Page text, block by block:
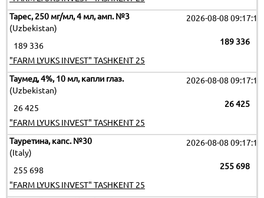
Тарес, 250 мг/мл, 4 мл, амп. №3
(Uzbekistan)
2026-08-08 09:17:19
189 336
189 336
"FARM LYUKS INVEST" TASHKENT 25
Таумед, 4%, 10 мл, капли глаз.
(Uzbekistan)
2026-08-08 09:17:19
26 425
26 425
"FARM LYUKS INVEST" TASHKENT 25
Тауретина, капс. №30
(Italy)
2026-08-08 09:17:19
255 698
255 698
"FARM LYUKS INVEST" TASHKENT 25